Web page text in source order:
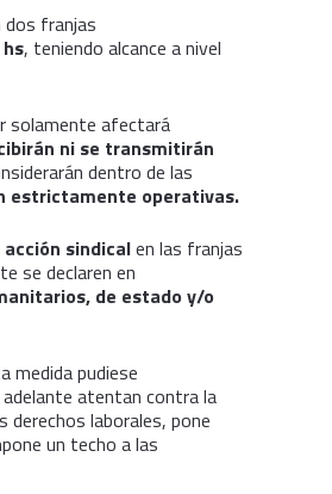
dos franjas
, teniendo alcance a nivel
solamente afectará
ni se transmitirán
dentro de las
estrictamente operativas.
sindicalen las franjas
se declaren en
de estado y/o
medida pudiese
adelante atentan contra la
laborales, pone
un techo a las